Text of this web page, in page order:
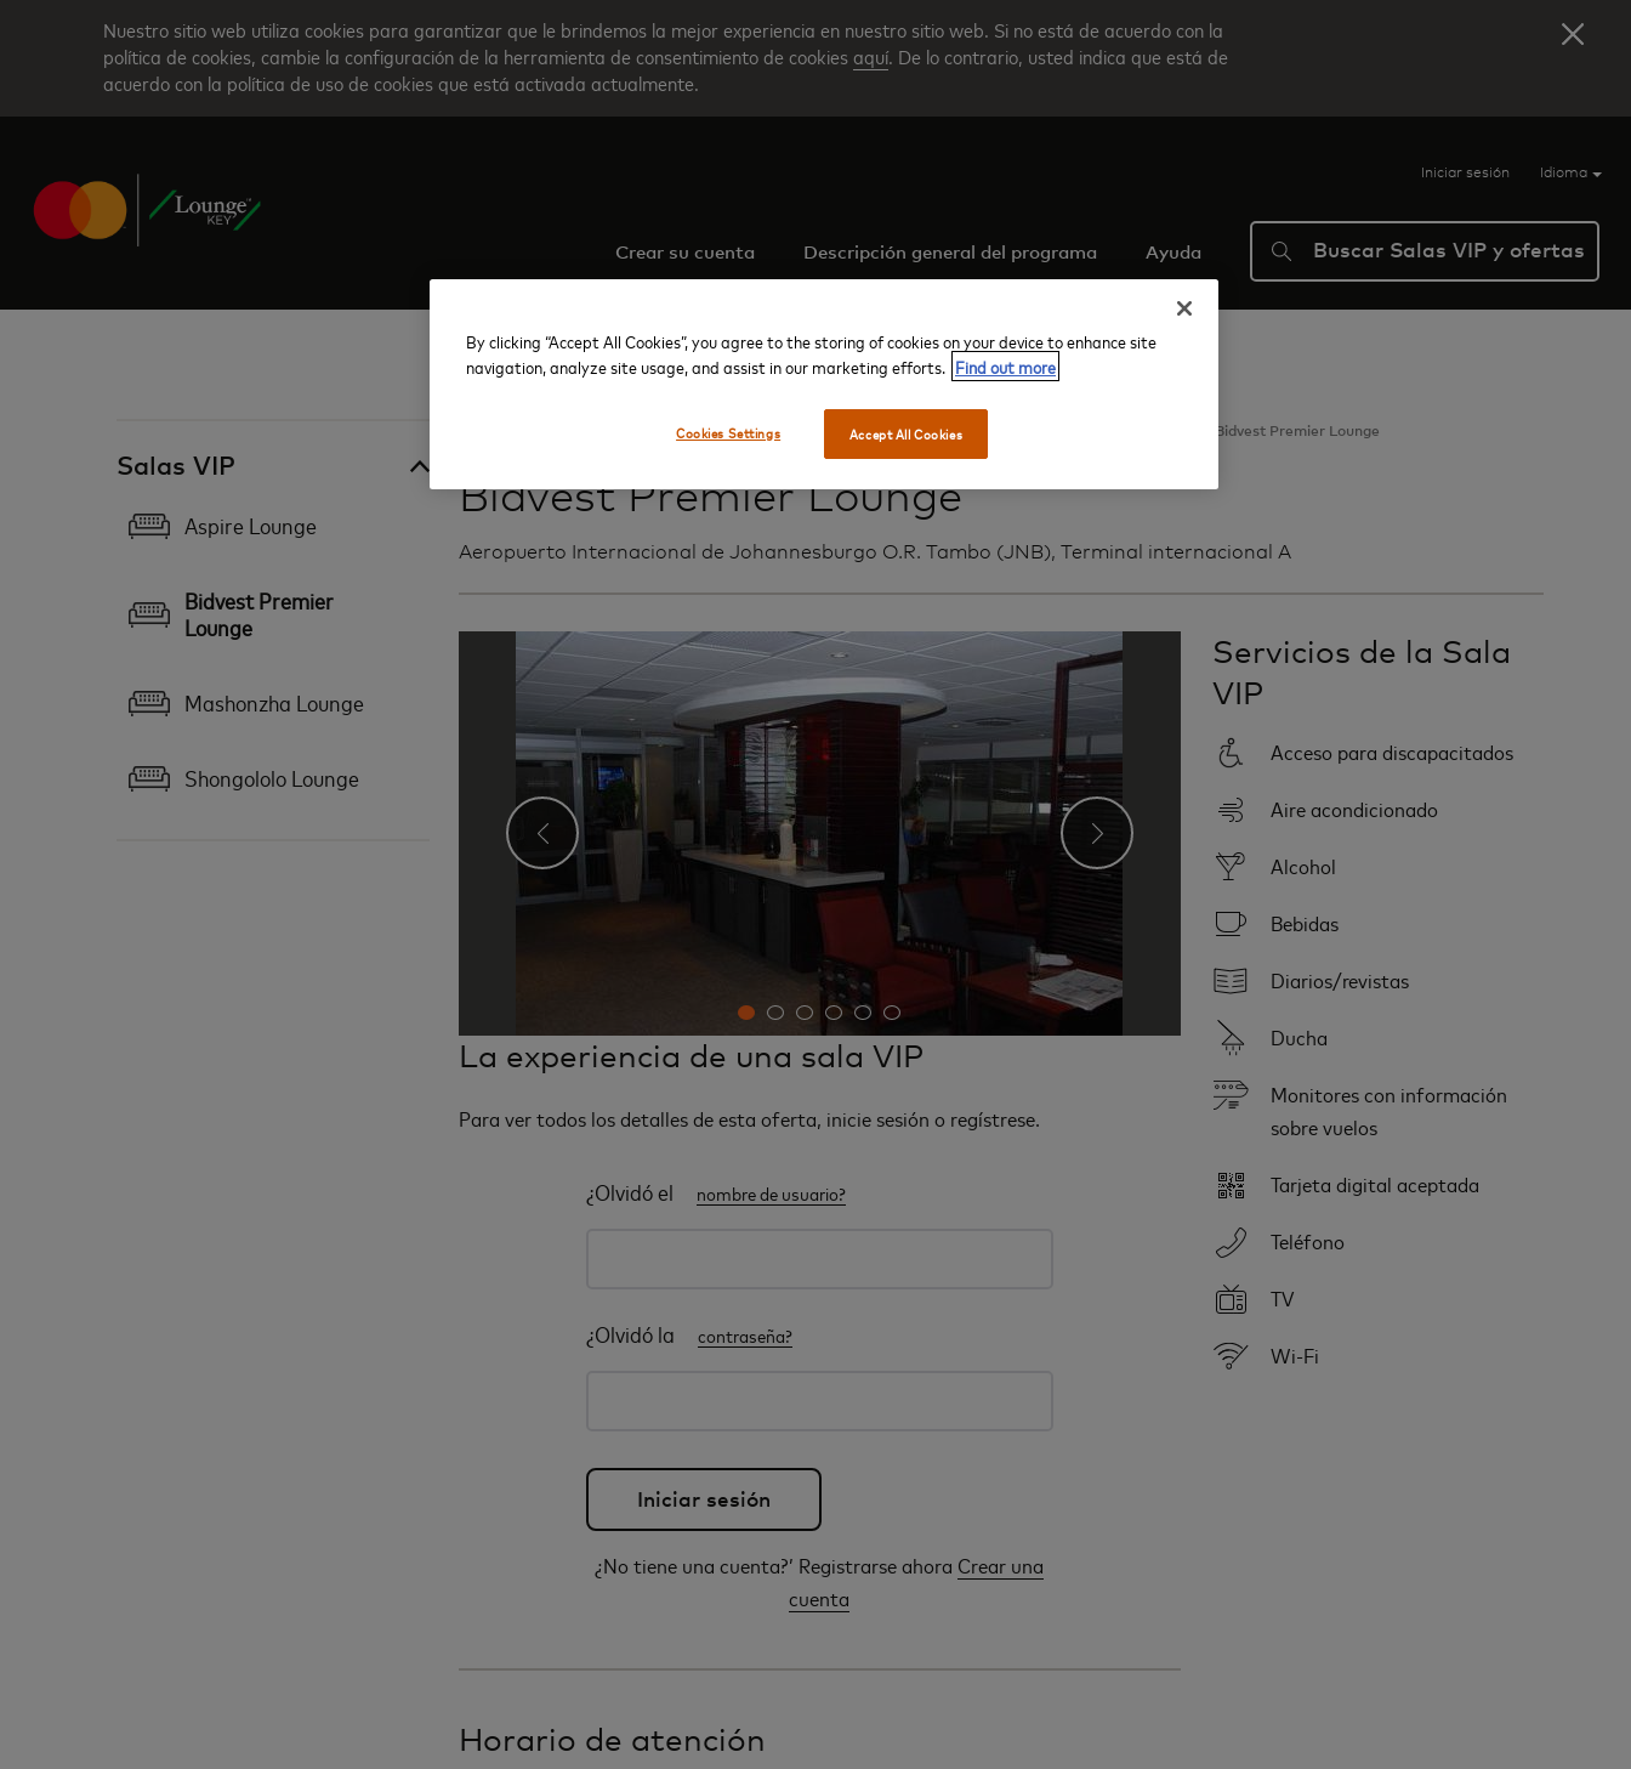
content
Nuestro sitio web utiliza cookies para garantizar que le brindemos la mejor experiencia en nuestro sitio web. Si no está de acuerdo con la
política de cookies, cambie la configuración de la herramienta de consentimiento de cookies aquí. De lo contrario, usted indica que está de
acuerdo con la política de uso de cookies que está activada actualmente.
Iniciar sesión Idioma
Crear su cuenta Descripción general del programa Ayuda Buscar Salas VIP y ofertas
Salas VIP
Aspire Lounge
Bidvest Premier
Lounge
Mashonzha Lounge
Shongololo Lounge
Aeropuerto Internacional de Johannesburg O.R. Tambo Bidvest Premier Lounge
Bidvest Premier Lounge
Aeropuerto Internacional de Johannesburgo O.R. Tambo (JNB), Terminal internacional A
‹ ›
La experiencia de una sala VIP
Para ver todos los detalles de esta oferta, inicie sesión o regístrese.
¿Olvidó el nombre de usuario?
¿Olvidó la contraseña?
¿No tiene una cuenta?’ Registrarse ahora Crear una
cuenta
Horario de atención
Servicios de la Sala
VIP
Acceso para discapacitados
Aire acondicionado
Alcohol
Bebidas
Diarios/revistas
Ducha
Monitores con información
sobre vuelos
Tarjeta digital aceptada
Teléfono
TV
Wi-Fi
By clicking “Accept All Cookies”, you agree to the storing of cookies on your device to enhance site
navigation, analyze site usage, and assist in our marketing efforts.
Find out more
Accept All Cookies
Cookies Settings